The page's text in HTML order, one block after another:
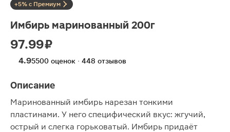
+5% с Премиум
Имбирь маринованный 200г
97.99 ₽
4.95500 оценок · 448 отзывов
Описание
Маринованный имбирь нарезан тонкими
пластинами. У него специфический вкус: жгучий,
острый и слегка горьковатый. Имбирь придаёт